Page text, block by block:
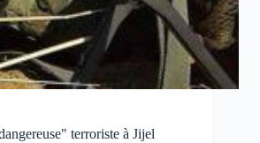
terroriste à Jijel